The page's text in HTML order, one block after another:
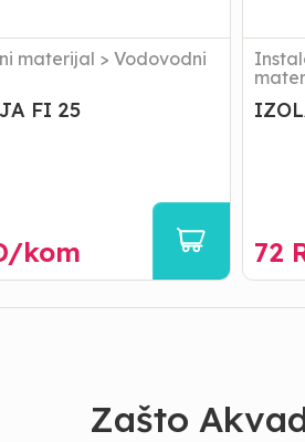
materijal > Vodovodni
FI 25
kom 72
Zašto